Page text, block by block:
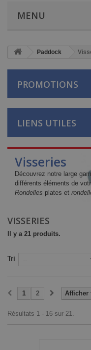
MENU
Paddock
PROMOTIONS
LIENS UTILES
Visseries
Découvrez notre large
différents éléments de
Rondelles plates et
VISSERIES
Il y a 21 produits.
Tri
Afficher
1 2
Résultats 1 - 16 sur 21.